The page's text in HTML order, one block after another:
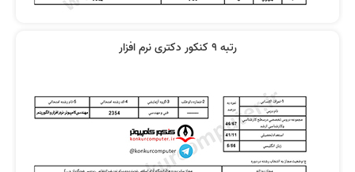
رتبه 9 کنکور دکتری نرم افزار